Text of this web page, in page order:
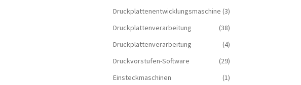
Druckplattenentwicklungsmaschine (3)
Druckplattenverarbeitung
(38)
Druckplattenverarbeitung
(4)
Druckvorstufen-Software
(29)
Einsteckmaschinen
(1)